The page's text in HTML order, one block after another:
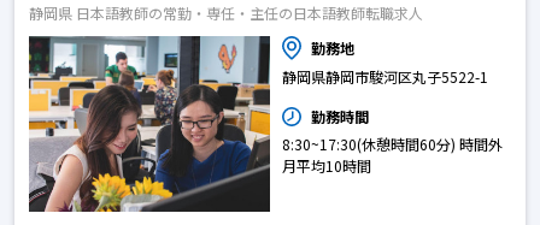
静岡県 日本語教師の常勤・専任・主任の日本語教師転職求人
勤務地
静岡県静岡市駿河区丸子5522-1
勤務時間
8:30~17:30(休憩時間60分) 時間外
月平均10時間